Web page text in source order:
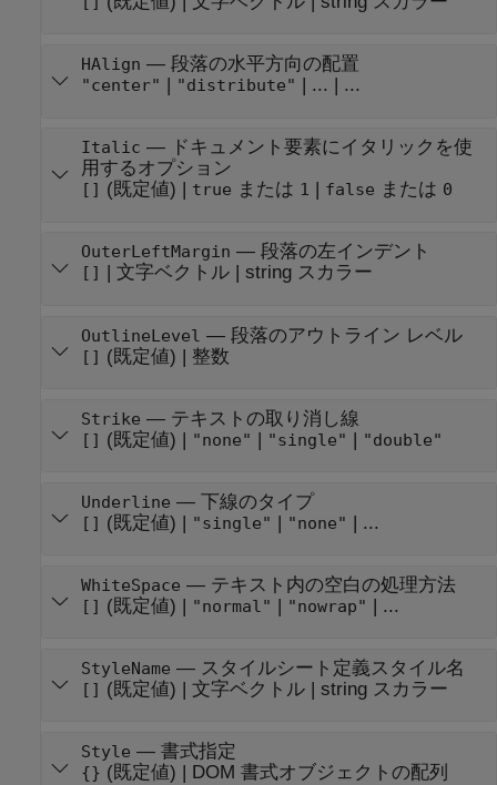
HAlign — 段落の水平方向の配置
"center" | "distribute" | ... | ...
Italic —
ドキュメント要素にイタリックを使
用するオプション
[] (既定値) | true または 1 false または 0
OuterLeftMargin — 段落の左インデント
[] 文字ベクトル| string スカラー
OutlineLevel — 段落のアウトライン レベル
[] (既定値) | 整数
Strike — テキストの取り消し線
[] (既定値) | "none" | "single" | "double"
Underline — 下線のタイプ
[] (既定値) | "single" | "none" | ...
WhiteSpace — テキスト内の空白の処理方法
[] (既定値) | "normal" | "nowrap" | ...
StyleName — スタイルシート定義スタイル名
[] (既定値) | 文字ベクトル| string スカラー
Style — 書式指定
{} (既定値) | DOM 書式オブジェクトの配列